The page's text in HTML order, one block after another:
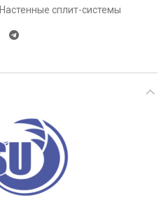
Настенные сплит-системы